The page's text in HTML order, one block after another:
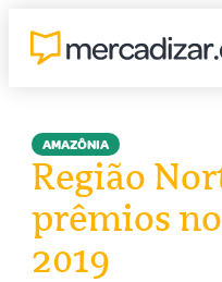
AMAZÔNIA
Região
prêmios
2019